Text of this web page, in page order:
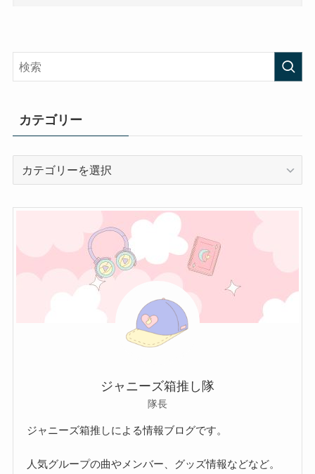
カテゴリー
ジャニーズ箱推し隊
隊長
ジャニーズ箱推しによる情報ブログです。
人気グループの曲やメンバー、グッズ情報などなど。